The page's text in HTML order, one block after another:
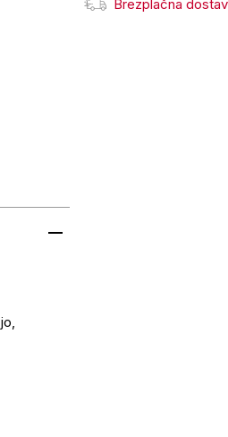
Brezplačna
Brezplačna dostava na